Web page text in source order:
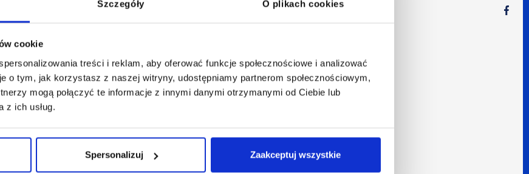
Szczegóły O plikach cookies
cookie
treści i reklam, aby oferować funkcje społecznościowe i analizować
o tym, jak korzystasz z naszej witryny, udostępniamy partnerom społecznościowym,
mogą połączyć te informacje z innymi danymi otrzymanymi od Ciebie lub
z ich usług.
Spersonalizuj Zaakceptuj wszystkie